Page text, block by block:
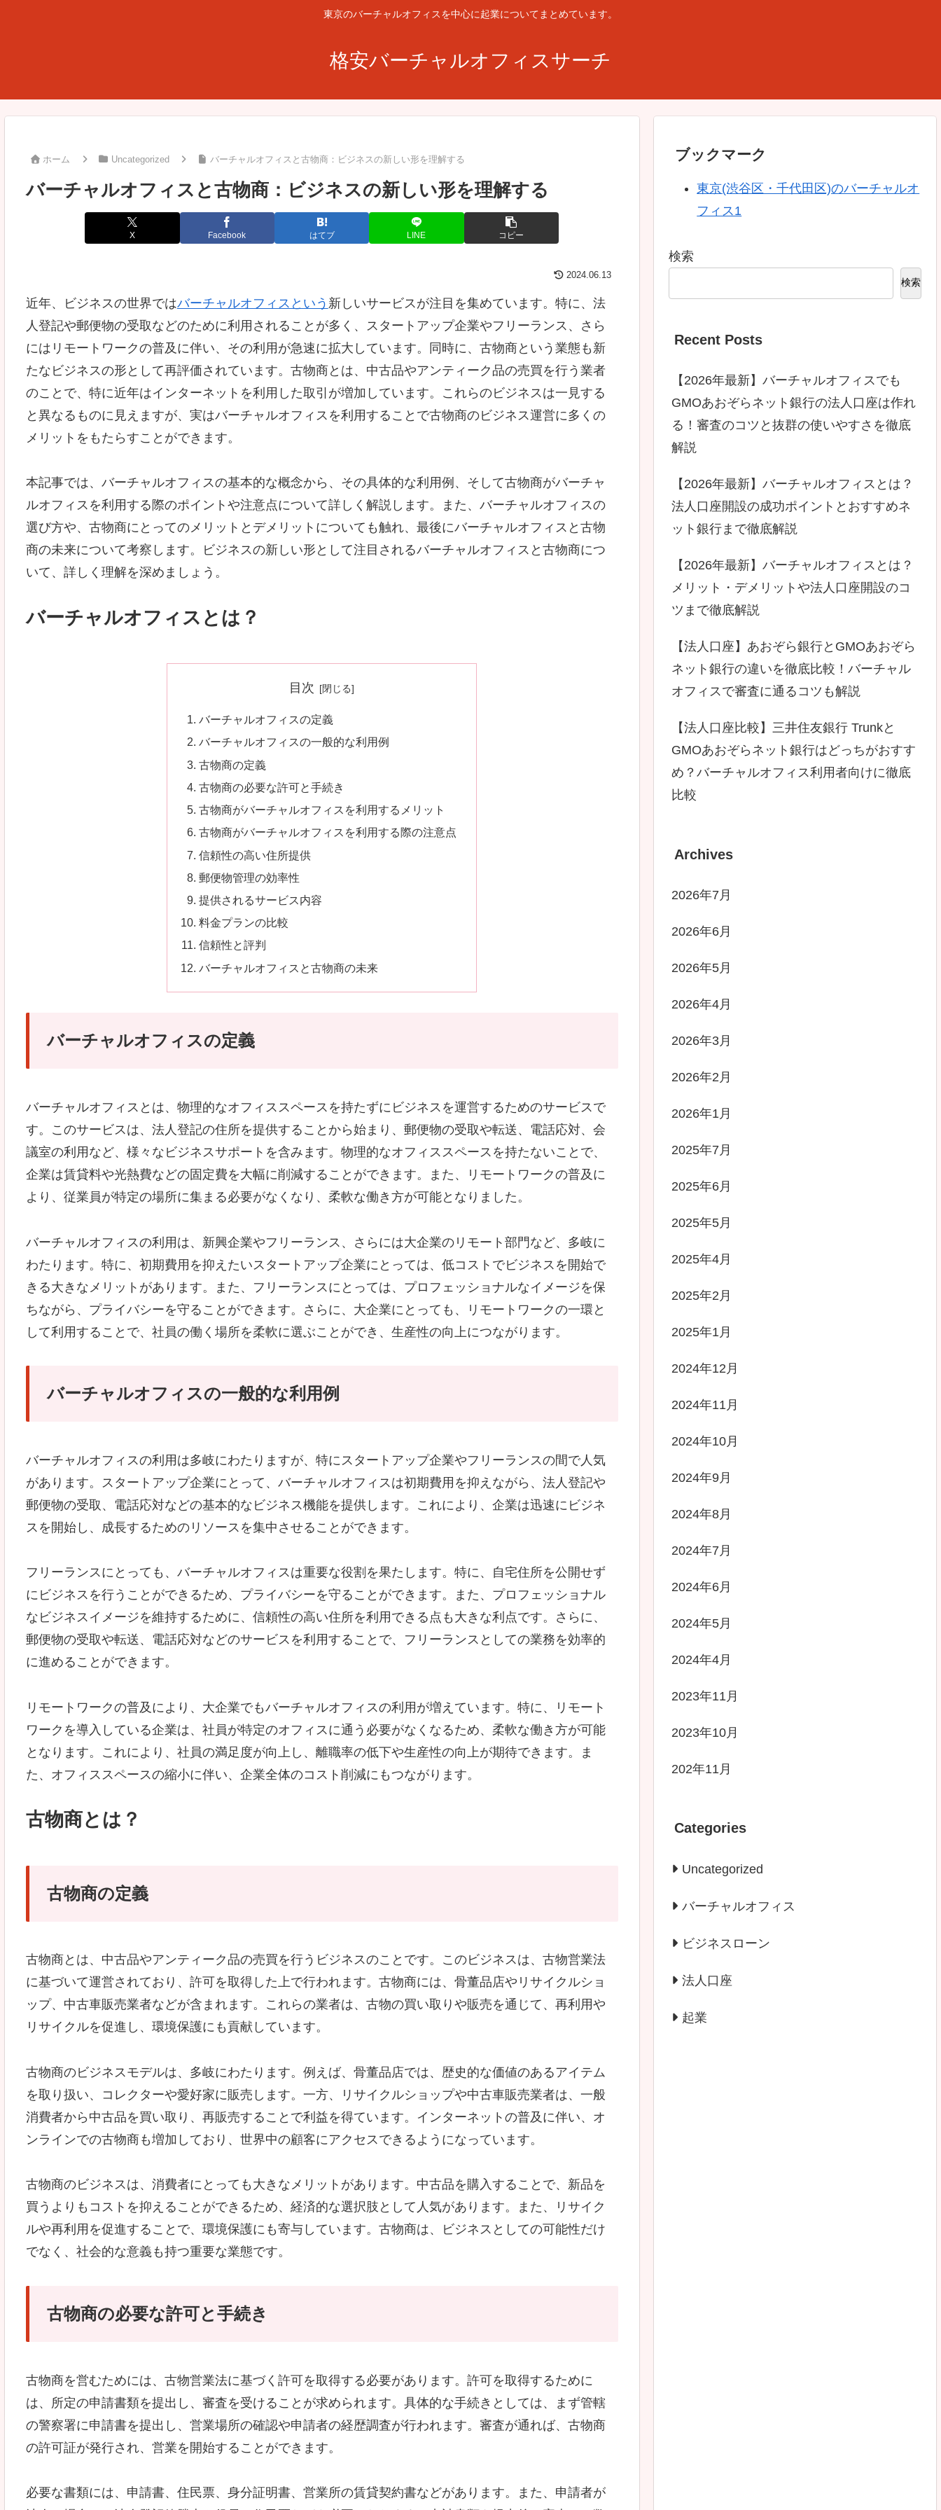
東京のバーチャルオフィスを中心に起業についてまとめています。
格安バーチャルオフィスサーチ
ホーム Uncategorized バーチャルオフィスと古物商：ビジネスの新しい形を理解する
バーチャルオフィスと古物商：ビジネスの新しい形を理解する
X Facebook はてブ LINE コピー
2024.06.13
近年、ビジネスの世界ではバーチャルオフィスという 新しいサービスが注目を集めています。特に、法
人登記や郵便物の受取などのために利用されることが多く、スタートアップ企業やフリーランス、さら
にはリモートワークの普及に伴い、その利用が急速に拡大しています。同時に、古物商という業態も新
たなビジネスの形として再評価されています。古物商とは、中古品やアンティーク品の売買を行う業者
のことで、特に近年はインターネットを利用した取引が増加しています。これらのビジネスは一見する
と異なるものに見えますが、実はバーチャルオフィスを利用することで古物商のビジネス運営に多くの
メリットをもたらすことができます。
本記事では、バーチャルオフィスの基本的な概念から、その具体的な利用例、そして古物商がバーチャ
ルオフィスを利用する際のポイントや注意点について詳しく解説します。また、バーチャルオフィスの
選び方や、古物商にとってのメリットとデメリットについても触れ、最後にバーチャルオフィスと古物
商の未来について考察します。ビジネスの新しい形として注目されるバーチャルオフィスと古物商につ
いて、詳しく理解を深めましょう。
バーチャルオフィスとは？
目次
バーチャルオフィスの定義
バーチャルオフィスの一般的な利用例
古物商の定義
古物商の必要な許可と手続き
古物商がバーチャルオフィスを利用するメリット
古物商がバーチャルオフィスを利用する際の注意点
信頼性の高い住所提供
郵便物管理の効率性
提供されるサービス内容
料金プランの比較
信頼性と評判
バーチャルオフィスと古物商の未来
バーチャルオフィスの定義
バーチャルオフィスとは、物理的なオフィススペースを持たずにビジネスを運営するためのサービスで
す。このサービスは、法人登記の住所を提供することから始まり、郵便物の受取や転送、電話応対、会
議室の利用など、様々なビジネスサポートを含みます。物理的なオフィススペースを持たないことで、
企業は賃貸料や光熱費などの固定費を大幅に削減することができます。また、リモートワークの普及に
より、従業員が特定の場所に集まる必要がなくなり、柔軟な働き方が可能となりました。
バーチャルオフィスの利用は、新興企業やフリーランス、さらには大企業のリモート部門など、多岐に
わたります。特に、初期費用を抑えたいスタートアップ企業にとっては、低コストでビジネスを開始で
きる大きなメリットがあります。また、フリーランスにとっては、プロフェッショナルなイメージを保
ちながら、プライバシーを守ることができます。さらに、大企業にとっても、リモートワークの一環と
して利用することで、社員の働く場所を柔軟に選ぶことができ、生産性の向上につながります。
バーチャルオフィスの一般的な利用例
バーチャルオフィスの利用は多岐にわたりますが、特にスタートアップ企業やフリーランスの間で人気
があります。スタートアップ企業にとって、バーチャルオフィスは初期費用を抑えながら、法人登記や
郵便物の受取、電話応対などの基本的なビジネス機能を提供します。これにより、企業は迅速にビジネ
スを開始し、成長するためのリソースを集中させることができます。
フリーランスにとっても、バーチャルオフィスは重要な役割を果たします。特に、自宅住所を公開せず
にビジネスを行うことができるため、プライバシーを守ることができます。また、プロフェッショナル
なビジネスイメージを維持するために、信頼性の高い住所を利用できる点も大きな利点です。さらに、
郵便物の受取や転送、電話応対などのサービスを利用することで、フリーランスとしての業務を効率的
に進めることができます。
リモートワークの普及により、大企業でもバーチャルオフィスの利用が増えています。特に、リモート
ワークを導入している企業は、社員が特定のオフィスに通う必要がなくなるため、柔軟な働き方が可能
となります。これにより、社員の満足度が向上し、離職率の低下や生産性の向上が期待できます。ま
た、オフィススペースの縮小に伴い、企業全体のコスト削減にもつながります。
古物商とは？
古物商の定義
古物商とは、中古品やアンティーク品の売買を行うビジネスのことです。このビジネスは、古物営業法
に基づいて運営されており、許可を取得した上で行われます。古物商には、骨董品店やリサイクルショ
ップ、中古車販売業者などが含まれます。これらの業者は、古物の買い取りや販売を通じて、再利用や
リサイクルを促進し、環境保護にも貢献しています。
古物商のビジネスモデルは、多岐にわたります。例えば、骨董品店では、歴史的な価値のあるアイテム
を取り扱い、コレクターや愛好家に販売します。一方、リサイクルショップや中古車販売業者は、一般
消費者から中古品を買い取り、再販売することで利益を得ています。インターネットの普及に伴い、オ
ンラインでの古物商も増加しており、世界中の顧客にアクセスできるようになっています。
古物商のビジネスは、消費者にとっても大きなメリットがあります。中古品を購入することで、新品を
買うよりもコストを抑えることができるため、経済的な選択肢として人気があります。また、リサイク
ルや再利用を促進することで、環境保護にも寄与しています。古物商は、ビジネスとしての可能性だけ
でなく、社会的な意義も持つ重要な業態です。
古物商の必要な許可と手続き
古物商を営むためには、古物営業法に基づく許可を取得する必要があります。許可を取得するために
は、所定の申請書類を提出し、審査を受けることが求められます。具体的な手続きとしては、まず管轄
の警察署に申請書を提出し、営業場所の確認や申請者の経歴調査が行われます。審査が通れば、古物商
の許可証が発行され、営業を開始することができます。
必要な書類には、申請書、住民票、身分証明書、営業所の賃貸契約書などがあります。また、申請者が
ブックマーク
東京(渋谷区・千代田区)のバーチャルオ
フィス1
検索
検索
Recent Posts
【2026年最新】バーチャルオフィスでも
GMOあおぞらネット銀行の法人口座は作れ
る！審査のコツと抜群の使いやすさを徹底
解説
【2026年最新】バーチャルオフィスとは？
法人口座開設の成功ポイントとおすすめネ
ット銀行まで徹底解説
【2026年最新】バーチャルオフィスとは？
メリット・デメリットや法人口座開設のコ
ツまで徹底解説
【法人口座】あおぞら銀行とGMOあおぞら
ネット銀行の違いを徹底比較！バーチャル
オフィスで審査に通るコツも解説
【法人口座比較】三井住友銀行 Trunkと
GMOあおぞらネット銀行はどっちがおすす
め？バーチャルオフィス利用者向けに徹底
比較
Archives
2026年7月
2026年6月
2026年5月
2026年4月
2026年3月
2026年2月
2026年1月
2025年7月
2025年6月
2025年5月
2025年4月
2025年2月
2025年1月
2024年12月
2024年11月
2024年10月
2024年9月
2024年8月
2024年7月
2024年6月
2024年5月
2024年4月
2023年11月
2023年10月
202年11月
Categories
Uncategorized
バーチャルオフィス
ビジネスローン
法人口座
起業